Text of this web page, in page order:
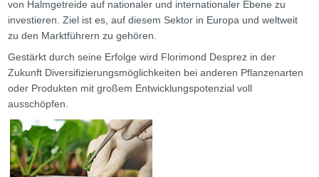
von Halmgetreide auf nationaler und internationaler Ebene zu
investieren. Ziel ist es, auf diesem Sektor in Europa und weltweit
zu den Marktführern zu gehören.
Gestärkt durch seine Erfolge wird Florimond Desprez in der
Zukunft Diversifizierungsmöglichkeiten bei anderen Pflanzenarten
oder Produkten mit großem Entwicklungspotenzial voll
ausschöpfen.